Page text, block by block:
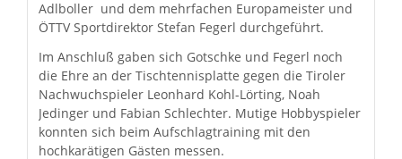
Adlboller und dem mehrfachen Europameister und
ÖTTV Sportdirektor Stefan Fegerl durchgeführt.
Im Anschluß gaben sich Gotschke und Fegerl noch
die Ehre an der Tischtennisplatte gegen die Tiroler
Nachwuchspieler Leonhard Kohl-Lörting, Noah
Jedinger und Fabian Schlechter. Mutige Hobbyspieler
konnten sich beim Aufschlagtraining mit den
hochkarätigen Gästen messen.